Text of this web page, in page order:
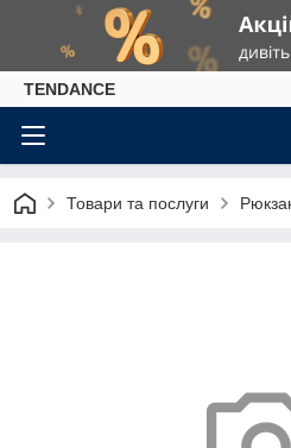
TENDANCE
Товари та послуги